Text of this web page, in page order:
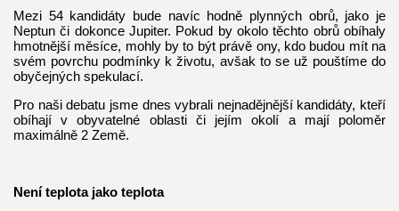
Mezi 54 kandidáty bude navíc hodně plynných obrů, jako je
Neptun či dokonce Jupiter. Pokud by okolo těchto obrů obíhaly
hmotnější měsíce, mohly by to být právě ony, kdo budou mít na
svém povrchu podmínky k životu, avšak to se už pouštíme do
obyčejných spekulací.
Pro naši debatu jsme dnes vybrali nejnadějnější kandidáty, kteří
obíhají v obyvatelné oblasti či jejím okolí a mají poloměr
maximálně 2 Země.
Není teplota jako teplota